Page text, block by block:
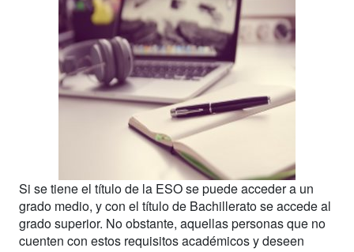
Si se tiene el título de la ESO se puede acceder a un
grado medio, y con el título de Bachillerato se accede al
grado superior. No obstante, aquellas personas que no
cuenten con estos requisitos académicos y deseen